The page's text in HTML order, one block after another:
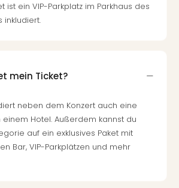
ist ein VIP-Parkplatz im Parkhaus des
inkludiert.
mein Ticket?
neben dem Konzert auch eine
Hotel. Außerdem kannst du
auf ein exklusives Paket mit
Bar, VIP-Parkplätzen und mehr